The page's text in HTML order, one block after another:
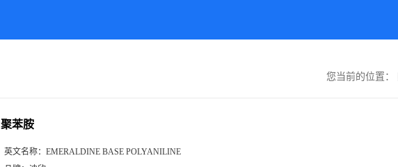
您当前的位置：
聚苯胺
英文名称： EMERALDINE BASE POLYANILINE